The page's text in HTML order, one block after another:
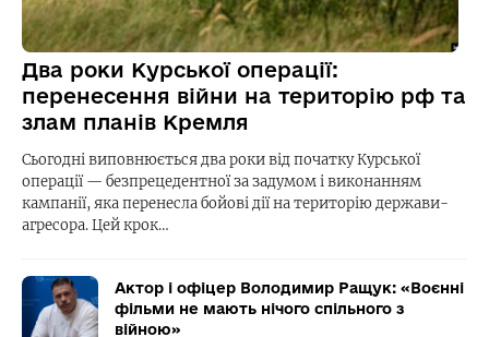
Два роки Курської операції:
перенесення війни на територію рф та
злам планів Кремля
Сьогодні виповнюється два роки від початку Курської
операції — безпрецедентної за задумом і виконанням
кампанії, яка перенесла бойові дії на територію держави-
агресора. Цей крок…
Актор і офіцер Володимир Ращук: «Воєнні
фільми не мають нічого спільного з
війною»